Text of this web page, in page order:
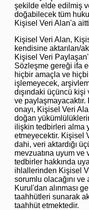
şekilde elde edilmiş
doğabilecek tüm
Kişisel Veri Alan'a
Kişisel Veri Alan,
kendisine aktarılan/
Kişisel Veri
Sözleşme gereği ifa
hiçbir amaçla ve
işlemeyecek,
dışındaki üçüncü
ve paylaşmayacaktır.
onayı, Kişisel Veri
doğan
ilişkin tedbirleri alma
etmeyecektir. Kişisel
dahi, veri aktardığı
mevzuatına uyum
tedbirler hakkında
ihlallerinden Kişisel
sorumlu olacağını ve
Kurul'dan alınması
taahhütleri sunarak
taahhüt etmektedir.